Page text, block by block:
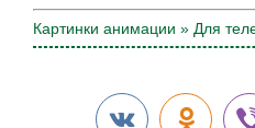
Картинки анимации » Для